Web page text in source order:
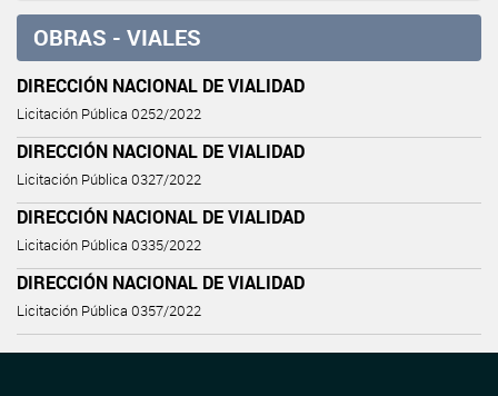
OBRAS - VIALES
DIRECCIÓN NACIONAL DE VIALIDAD
Licitación Pública 0252/2022
DIRECCIÓN NACIONAL DE VIALIDAD
Licitación Pública 0327/2022
DIRECCIÓN NACIONAL DE VIALIDAD
Licitación Pública 0335/2022
DIRECCIÓN NACIONAL DE VIALIDAD
Licitación Pública 0357/2022